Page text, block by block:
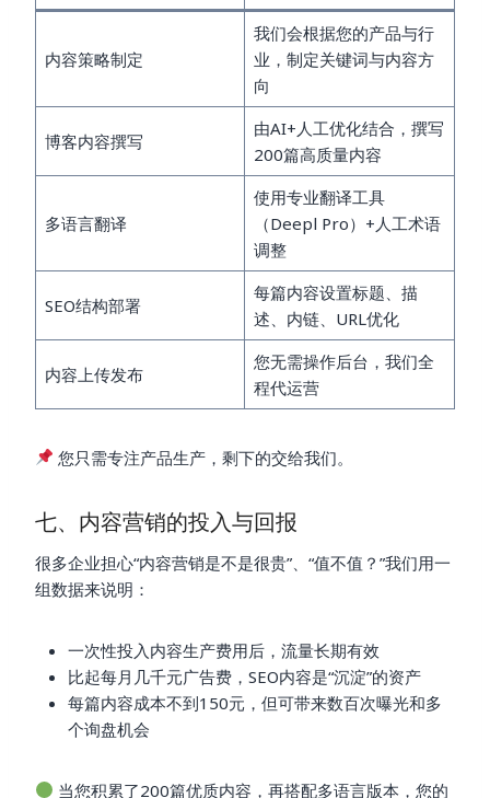
内容策略制定
我们会根据您的产品与行
业，制定关键词与内容方
向
博客内容撰写
由AI+人工优化结合，撰写
200篇高质量内容
多语言翻译
使用专业翻译工具
（Deepl Pro）+人工术语
调整
SEO结构部署
每篇内容设置标题、描
述、内链、URL优化
内容上传发布
您无需操作后台，我们全
程代运营
您只需专注产品生产，剩下的交给我们。
七、内容营销的投入与回报
很多企业担心“内容营销是不是很贵”、“值不值？”我们用一
组数据来说明：
一次性投入内容生产费用后，流量长期有效
比起每月几千元广告费，SEO内容是“沉淀”的资产
每篇内容成本不到150元，但可带来数百次曝光和多
个询盘机会
当您积累了200篇优质内容，再搭配多语言版本，您的